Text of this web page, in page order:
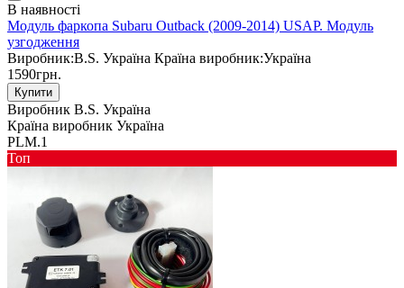
В наявності
Модуль фаркопа Subaru Outback (2009-2014) USAP. Модуль
узгодження
Виробник:B.S. Україна Країна виробник:Україна
1590грн.
Купити
Виробник B.S. Україна
Країна виробник Україна
PLM.1
Toп